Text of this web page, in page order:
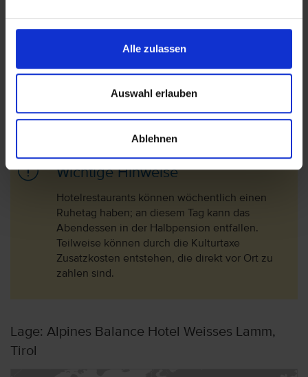
Alle zulassen
Auswahl erlauben
Ablehnen
Nachzahlungsforderungen stellt oder die Buchung nicht
akzeptiert. Bitte beachten Sie, dass die vtours
Hotelbeschreibung für Ihre Buchung relevant ist! Es ist
möglich, dass in Einzelfällen nicht alle Veranstalter
Hotelbeschreibungen ausweisen oder es entscheidende
Unterschiede in den beschriebenen Leistungen gibt. Aug.
2023
Wichtige Hinweise
Hotelrestaurants können wöchentlich einen
Ruhetag haben; an diesem Tag kann das
Abendessen in der Halbpension entfallen.
Teilweise können durch die Kulturtaxe
Zusatzkosten entstehen, die direkt vor Ort zu
zahlen sind.
Lage: Alpines Balance Hotel Weisses Lamm,
Tirol